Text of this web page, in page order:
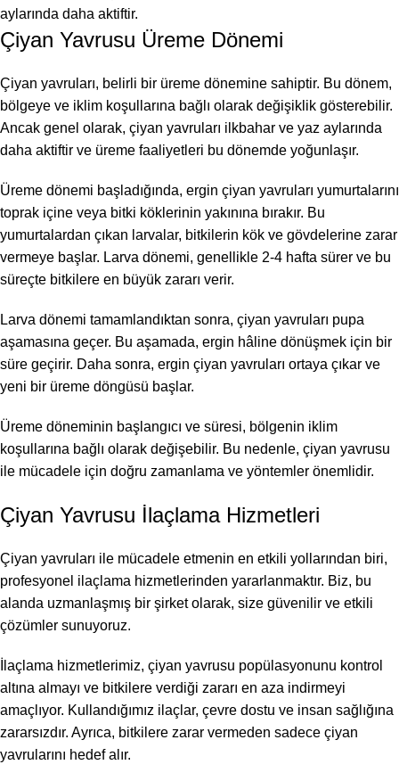
aylarında daha aktiftir.
Çiyan Yavrusu Üreme Dönemi
Çiyan yavruları, belirli bir üreme dönemine sahiptir. Bu dönem,
bölgeye ve iklim koşullarına bağlı olarak değişiklik gösterebilir.
Ancak genel olarak, çiyan yavruları ilkbahar ve yaz aylarında
daha aktiftir ve üreme faaliyetleri bu dönemde yoğunlaşır.
Üreme dönemi başladığında, ergin çiyan yavruları yumurtalarını
toprak içine veya bitki köklerinin yakınına bırakır. Bu
yumurtalardan çıkan larvalar, bitkilerin kök ve gövdelerine zarar
vermeye başlar. Larva dönemi, genellikle 2-4 hafta sürer ve bu
süreçte bitkilere en büyük zararı verir.
Larva dönemi tamamlandıktan sonra, çiyan yavruları pupa
aşamasına geçer. Bu aşamada, ergin hâline dönüşmek için bir
süre geçirir. Daha sonra, ergin çiyan yavruları ortaya çıkar ve
yeni bir üreme döngüsü başlar.
Üreme döneminin başlangıcı ve süresi, bölgenin iklim
koşullarına bağlı olarak değişebilir. Bu nedenle, çiyan yavrusu
ile mücadele için doğru zamanlama ve yöntemler önemlidir.
Çiyan Yavrusu İlaçlama Hizmetleri
Çiyan yavruları ile mücadele etmenin en etkili yollarından biri,
profesyonel ilaçlama hizmetlerinden yararlanmaktır. Biz, bu
alanda uzmanlaşmış bir şirket olarak, size güvenilir ve etkili
çözümler sunuyoruz.
İlaçlama hizmetlerimiz, çiyan yavrusu popülasyonunu kontrol
altına almayı ve bitkilere verdiği zararı en aza indirmeyi
amaçlıyor. Kullandığımız ilaçlar, çevre dostu ve insan sağlığına
zararsızdır. Ayrıca, bitkilere zarar vermeden sadece çiyan
yavrularını hedef alır.